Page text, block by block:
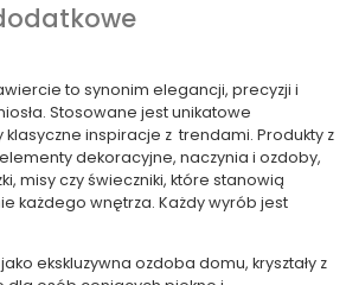
to synonim elegancji, precyzji i
Stosowane jest unikatowe
klasyczne inspiracje z trendami. Produkty z
dekoracyjne, naczynia i ozdoby,
misy czy świeczniki, które stanowią
każdego wnętrza. Każdy wyrób jest
ekskluzywna ozdoba domu, kryształy z